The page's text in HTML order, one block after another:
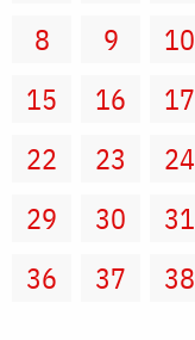
8
9 10
15
16 17
22
23 24
29
30 31
36
37 38